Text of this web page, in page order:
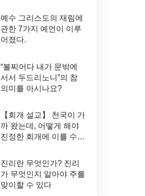
예수 그리스도의 재림에
관한 7가지 예언이 이루
어졌다.
“볼찌어다 내가 문밖에
서서 두드리노니”의 참
의미를 아시나요?
【회개 설교】 천국이 가
까 왔는데, 어떻게 해야
진정한 회개에 이를 수
진리란 무엇인가? 진리
가 무엇인지 알아야 주를
맞이할 수 있다